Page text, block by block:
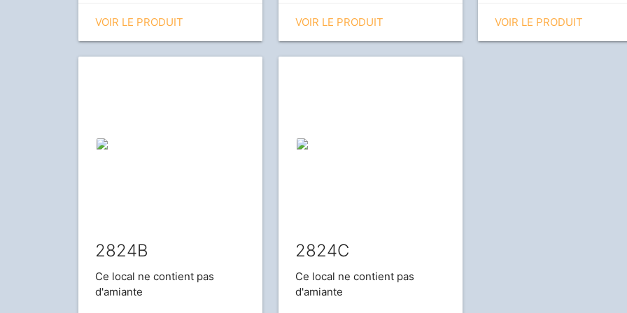
VOIR LE PRODUIT VOIR LE PRODUIT VOIR LE PRODUIT
2824B
Ce local ne contient pas
d'amiante
2824C
Ce local ne contient pas
d'amiante